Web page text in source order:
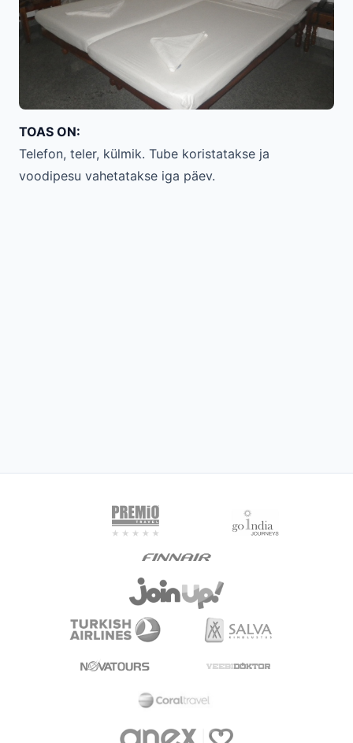
TOAS ON:
Telefon, teler, külmik. Tube koristatakse ja
voodipesu vahetatakse iga päev.